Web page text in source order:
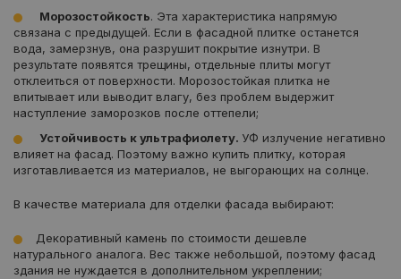
Морозостойкость. Эта характеристика напрямую
связана с предыдущей. Если в фасадной плитке останется
вода, замерзнув, она разрушит покрытие изнутри. В
результате появятся трещины, отдельные плиты могут
отклеиться от поверхности. Морозостойкая плитка не
впитывает или выводит влагу, без проблем выдержит
наступление заморозков после оттепели;
Устойчивость к ультрафиолету. УФ излучение негативно
влияет на фасад. Поэтому важно купить плитку, которая
изготавливается из материалов, не выгорающих на солнце.
В качестве материала для отделки фасада выбирают:
Декоративный камень по стоимости дешевле
натурального аналога. Вес также небольшой, поэтому фасад
здания не нуждается в дополнительном укреплении;